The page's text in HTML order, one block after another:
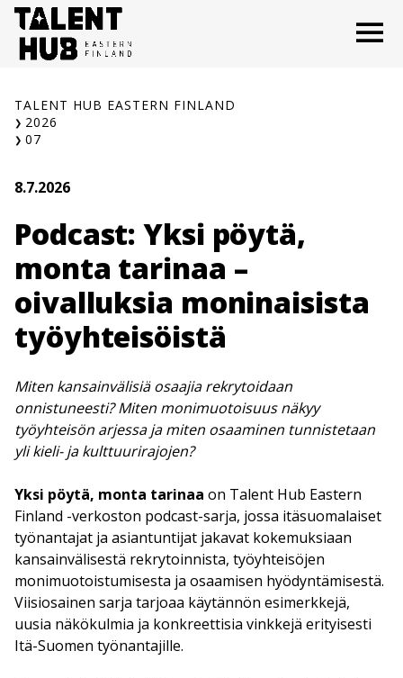
Siirry
sisältöön
TALENT HUB EASTERN FINLAND
2026
07
8.7.2026
Podcast: Yksi pöytä,
monta tarinaa –
oivalluksia moninaisista
työyhteisöistä
Miten kansainvälisiä osaajia rekrytoidaan
onnistuneesti? Miten monimuotoisuus näkyy
työyhteisön arjessa ja miten osaaminen tunnistetaan
yli kieli- ja kulttuurirajojen?
Yksi pöytä, monta tarinaa on Talent Hub Eastern
Finland -verkoston podcast-sarja, jossa itäsuomalaiset
työnantajat ja asiantuntijat jakavat kokemuksiaan
kansainvälisestä rekrytoinnista, työyhteisöjen
monimuotoistumisesta ja osaamisen hyödyntämisestä.
Viisiosainen sarja tarjoaa käytännön esimerkkejä,
uusia näkökulmia ja konkreettisia vinkkejä erityisesti
Itä-Suomen työnantajille.